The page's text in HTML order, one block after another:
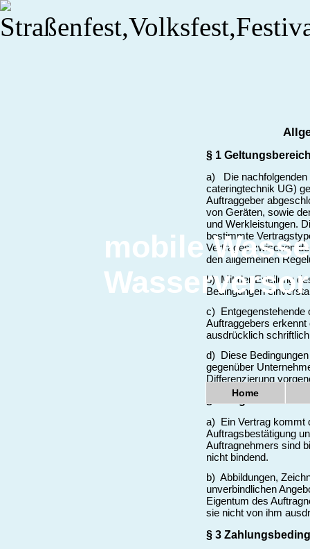
Home
mobile
§ 1
a) Die nachfolgenden
cateringtechnik UG)
Auftraggeber
von Geräten, sowie
und Werkleistungen.
bestimmte
Vertrages zwischen
den allgemeinen
b) Mit der Erteilung
Bedingungen
c) Entgegenstehende
Auftraggebers
ausdrücklich
d) Diese
gegenüber
Differenzierung
§ 2 Angebot und
a) Ein Vertrag kommt
Auftragsbestätigung
Auftragnehmers sind
nicht bindend.
b) Abbildungen,
unverbindlichen
Eigentum des
sie nicht von ihm
§ 3